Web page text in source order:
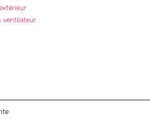
ventilateur